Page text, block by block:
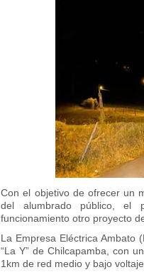
Con el objetivo de ofrecer un
del alumbrado público, el
funcionamiento otro proyecto
La Empresa Eléctrica Ambato
“La Y” de Chilcapamba, con
1km de red medio y bajo